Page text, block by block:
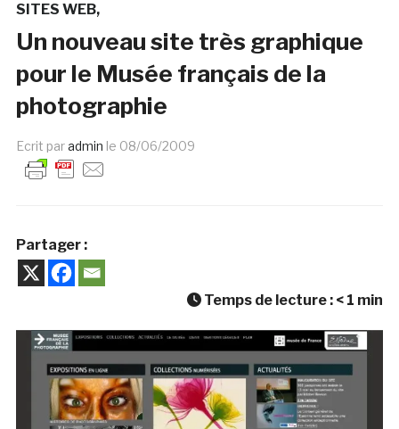
SITES WEB
Un nouveau site très graphique
pour le Musée français de la
photographie
Ecrit paradmin le 08/06/2009
Partager :
Temps de lecture : < 1 min